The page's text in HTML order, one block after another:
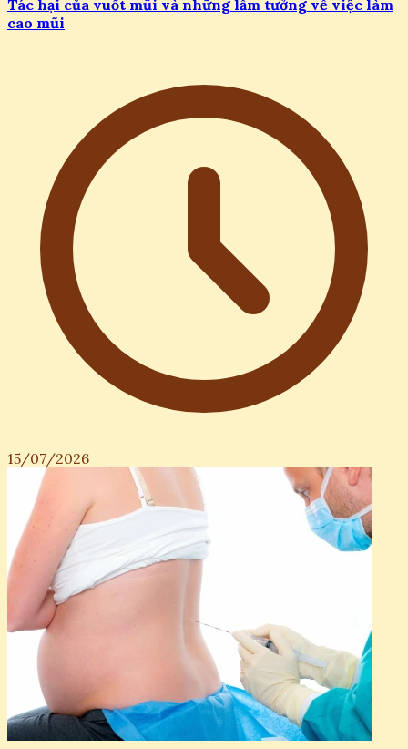
Tác hại của vuốt mũi và những lầm tưởng về việc làm
cao mũi
15/07/2026